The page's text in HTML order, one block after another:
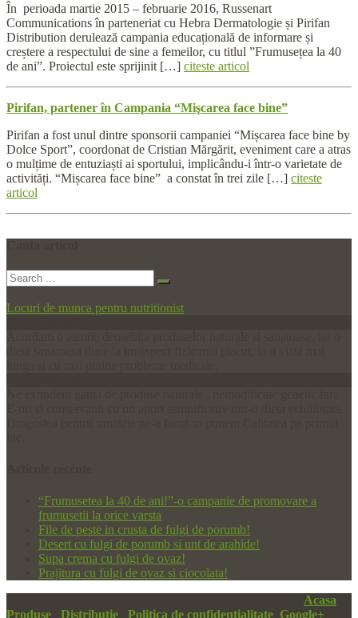
În perioada martie 2015 – februarie 2016, Russenart
Communications în parteneriat cu Hebra Dermatologie și Pirifan
Distribution derulează campania educațională de informare și
creștere a respectului de sine a femeilor, cu titlul ”Frumusețea la 40
de ani”. Proiectul este sprijinit […] citeste articol
Pirifan, partener în Campania “Mişcarea face bine”
Pirifan a fost unul dintre sponsorii campaniei “Mișcarea face bine by
Dolce Sport”, coordonat de Cristian Mărgărit, eveniment care a atras
o mulțime de entuziaști ai sportului, implicându-i într-o varietate de
activități. “Mișcarea face bine” a constat în trei zile […] citeste
articol
Locuri de munca pentru nutritionist
“Frumusetea la 40 de ani!”-o campanie de promovare a
frumusetii la orice varsta
File de peste in crusta de fulgi de porumb!
Desert cu fulgi de porumb si unt de arahide!
Supa crema cu fulgi de ovaz!
Prajitura cu fulgi de ovaz si ciocolata!
Acasa
Produse
Distributie Politica de confidentialitate Google+